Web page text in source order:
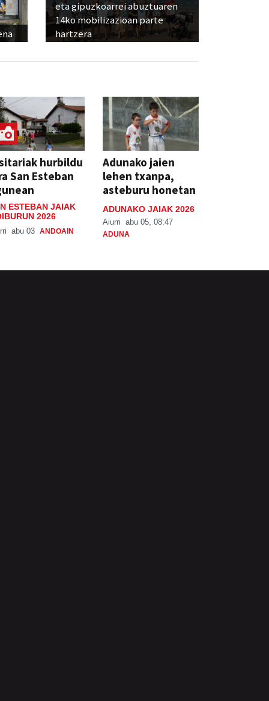
eta gipuzkoarrei abuztuaren
14ko mobilizazioan parte
hartzera
hurbildu
San Esteban
ESTEBAN JAIAK
2026
abu 03 ANDOAIN
Adunako jaien
lehen txanpa,
asteburu honetan
ADUNAKO JAIAK 2026
Aiurri abu 05, 08:47
ADUNA